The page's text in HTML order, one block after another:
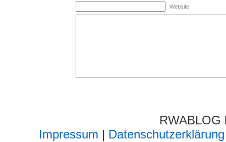
Website
Impressum | Datenschutzerklärung